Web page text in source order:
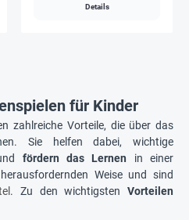
Details
für Kinder
zahlreiche Vorteile, die über das
Sie helfen dabei, wichtige
fördern das Lernen in einer
Weise und sind
. Zu den wichtigstenVorteilen